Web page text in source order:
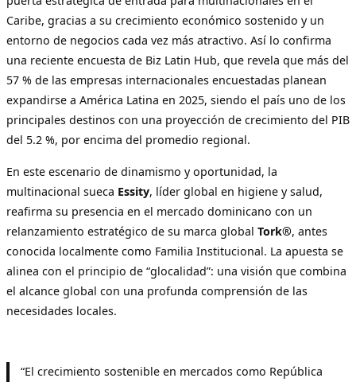
Caribe, gracias a su crecimiento económico sostenido y un
entorno de negocios cada vez más atractivo. Así lo confirma
una reciente encuesta de Biz Latin Hub, que revela que más del
57 % de las empresas internacionales encuestadas planean
expandirse a América Latina en 2025, siendo el país uno de los
principales destinos con una proyección de crecimiento del PIB
del 5.2 %, por encima del promedio regional.
En este escenario de dinamismo y oportunidad, la
multinacional sueca Essity, líder global en higiene y salud,
reafirma su presencia en el mercado dominicano con un
relanzamiento estratégico de su marca global Tork®, antes
conocida localmente como Familia Institucional. La apuesta se
alinea con el principio de “glocalidad”: una visión que combina
el alcance global con una profunda comprensión de las
necesidades locales.
“El crecimiento sostenible en mercados como República